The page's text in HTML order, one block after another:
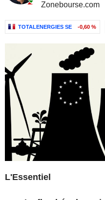
Zonebourse.com
TOTALENERGIES SE -0,60 %
L'Essentiel